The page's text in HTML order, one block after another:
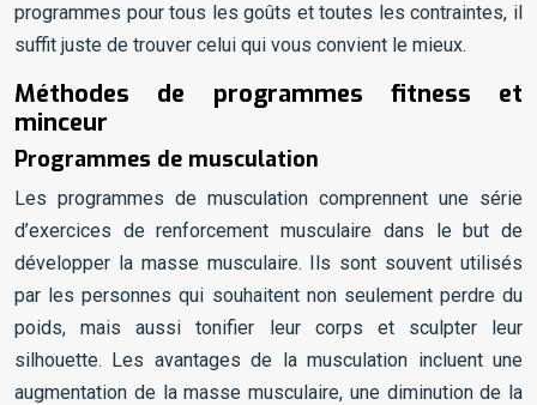
programmes pour tous les goûts et toutes les contraintes, il
suffit juste de trouver celui qui vous convient le mieux.
Méthodes de programmes fitness et
minceur
Programmes de musculation
Les programmes de musculation comprennent une série
d’exercices de renforcement musculaire dans le but de
développer la masse musculaire. Ils sont souvent utilisés
par les personnes qui souhaitent non seulement perdre du
poids, mais aussi tonifier leur corps et sculpter leur
silhouette. Les avantages de la musculation incluent une
augmentation de la masse musculaire, une diminution de la